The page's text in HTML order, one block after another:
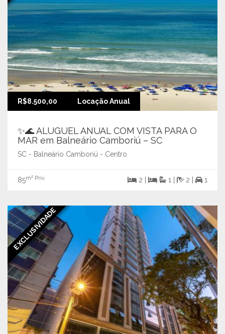
R$8.500,00 Locação Anual
✨🌊 ALUGUEL ANUAL COM VISTA PARA O
MAR em Balneário Camboriú – SC
SC - Balneário Camboriú - Centro
85m² Priv. 2 | 1 | 2 | 1
EXCLUSIVIDADE